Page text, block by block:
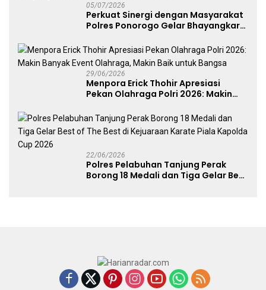
05/07/2026
Perkuat Sinergi dengan Masyarakat
Polres Ponorogo Gelar Bhayangkara
29/06/2026
Menpora Erick Thohir Apresiasi
Pekan Olahraga Polri 2026: Makin
untuk Bangsa
22/06/2026
Polres Pelabuhan Tanjung Perak
Borong 18 Medali dan Tiga Gelar Best